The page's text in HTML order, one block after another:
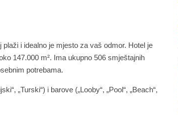
i idealno je mjesto za vaš odmor. Hotel je
147.000 m². Ima ukupno 506 smještajnih
potrebama.
„Turski“) i barove („Looby“, „Pool“, „Beach“,